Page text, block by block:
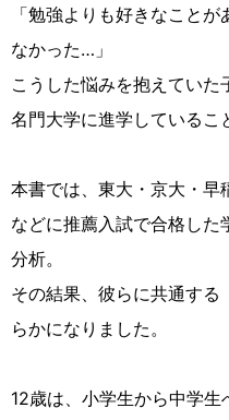
「勉強よりも好きなこと
なかった…」
こうした悩みを抱えてい
名門大学に進学しているこ
本書では、東大・京大・早
などに推薦入試で合格した
分析。
その結果、彼らに共通する
らかになりました。
12歳は、小学生から中学